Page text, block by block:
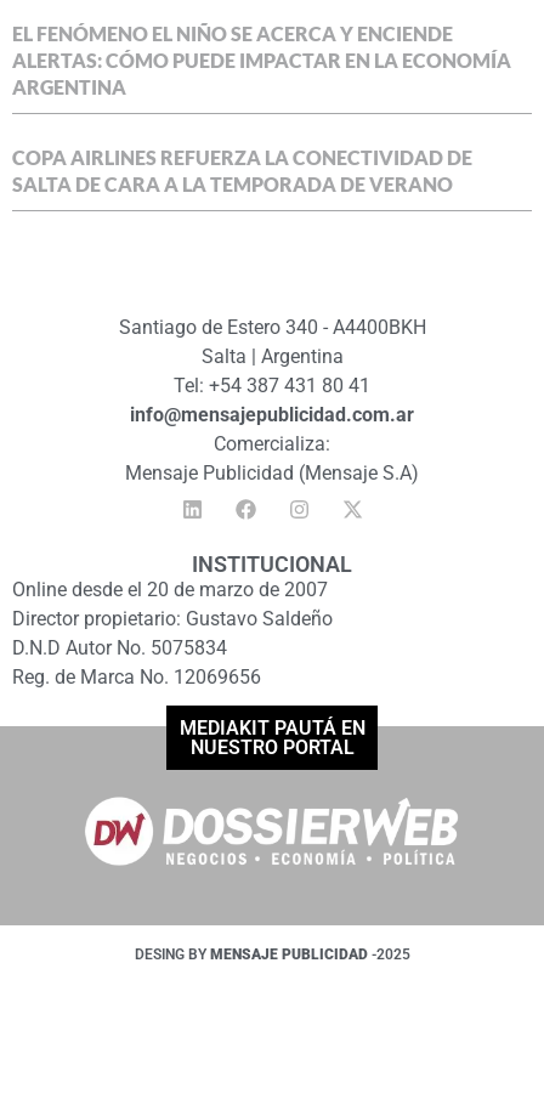
EL FENÓMENO EL NIÑO SE ACERCA Y ENCIENDE
ALERTAS: CÓMO PUEDE IMPACTAR EN LA ECONOMÍA
ARGENTINA
COPA AIRLINES REFUERZA LA CONECTIVIDAD DE
SALTA DE CARA A LA TEMPORADA DE VERANO
Santiago de Estero 340 - A4400BKH
Salta | Argentina
Tel: +54 387 431 80 41
info@mensajepublicidad.com.ar
Comercializa:
Mensaje Publicidad (Mensaje S.A)
INSTITUCIONAL
Online desde el 20 de marzo de 2007
Director propietario: Gustavo Saldeño
D.N.D Autor No. 5075834
Reg. de Marca No. 12069656
MEDIAKIT PAUTÁ EN
NUESTRO PORTAL
DESING BY MENSAJE PUBLICIDAD -2025